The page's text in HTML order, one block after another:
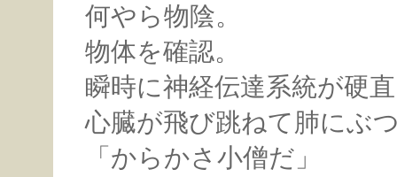
何やら物陰。
物体を確認。
瞬時に神経伝達系統が硬
心臓が飛び跳ねて肺にぶ
「からかさ小僧だ」